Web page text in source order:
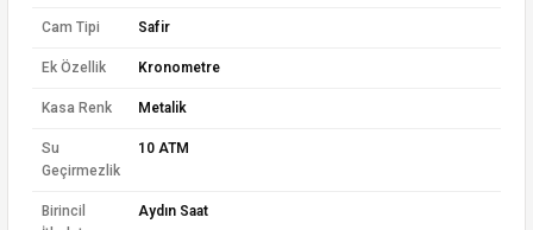
Cam Tipi Safir
Ek Özellik Kronometre
Kasa Renk Metalik
Su
Geçirmezlik
10 ATM
Birincil
Aydın Saat